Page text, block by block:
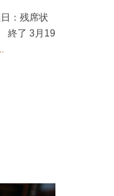
：残席状
終了 3月19